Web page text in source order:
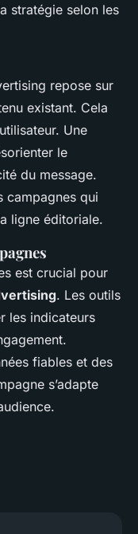
stratégie selon les
repose sur
existant. Cela
Une
le
du message.
campagnes qui
ligne éditoriale.
est crucial pour
. Les outils
les indicateurs
fiables et des
s’adapte